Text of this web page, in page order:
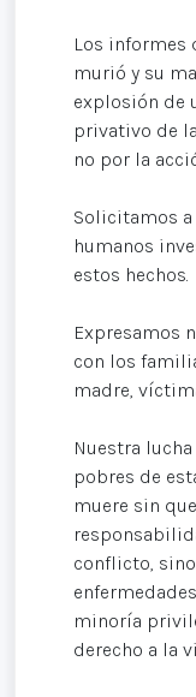
Los informes
murió y su
explosión de
privativo de
no por la
Solicitamos
humanos
estos hechos.
Expresamos
con los
madre,
Nuestra
pobres de
muere sin
conflicto,
minoría
derecho a la